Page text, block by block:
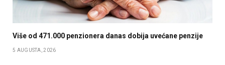
Više od 471.000 penzionera danas dobija uvećane penzije
5 AUGUSTA, 2026